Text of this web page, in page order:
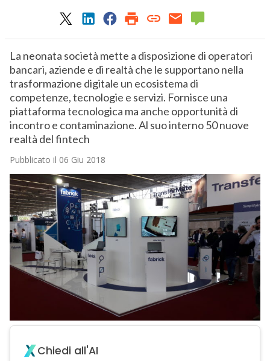
La neonata società mette a disposizione di operatori
bancari, aziende e di realtà che le supportano nella
trasformazione digitale un ecosistema di
competenze, tecnologie e servizi. Fornisce una
piattaforma tecnologica ma anche opportunità di
incontro e contaminazione. Al suo interno 50 nuove
realtà del fintech
Pubblicato il 06 Giu 2018
Chiedi all'AI